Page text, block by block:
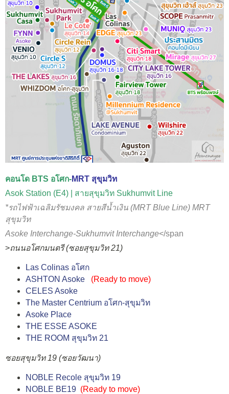
คอนโด BTS อโศก-MRT สุขุมวิท
Asok Station (E4) | สายสุขุมวิท Sukhumvit Line
*รถไฟฟ้าเฉลิมรัชมงคล สายสีน้ำเงิน (MRT Blue Line) MRT
สุขุมวิท
Asoke Interchange-Sukhumvit Interchange</span
>ถนนอโศกมนตรี (ซอยสุขุมวิท 21)
Las Colinas อโศก
ASHTON Asoke
(Ready to move)
CELES Asoke
The Master Centrium อโศก-สุขุมวิท
Asoke Place
THE ESSE ASOKE
THE ROOM สุขุมวิท 21
ซอยสุขุมวิท 19 (ซอยวัฒนา)
NOBLE Recole สุขุมวิท 19
NOBLE BE19 (Ready to move)